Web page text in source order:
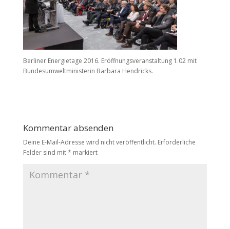
Berliner Energietage 2016. Eröffnungsveranstaltung 1.02 mit
Bundesumweltministerin Barbara Hendricks.
Kommentar absenden
Deine E-Mail-Adresse wird nicht veröffentlicht. Erforderliche
Felder sind mit* markiert